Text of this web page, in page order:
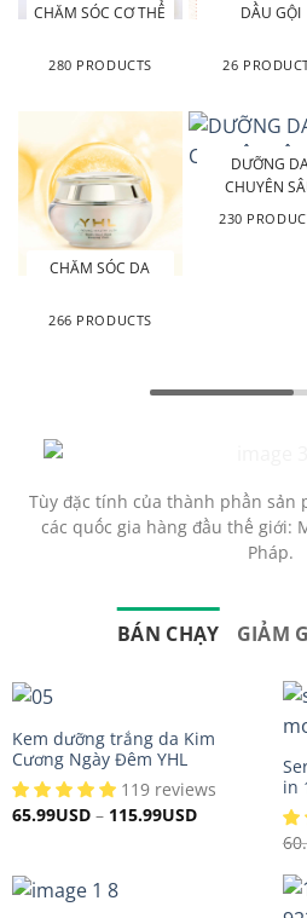
CHĂM SÓC CƠ THỂ
280 PRODUCTS
CHĂM SÓC DA
266 PRODUCTS
DẦU GỘI
26
DƯỠNG
CHUYÊN
230
Tùy đặc tính của thành phần sản
các quốc gia hàng đầu thế giới:
Pháp.
BÁN CHẠY GIẢM
Kem dưỡng trắng da Kim
Cương Ngày Đêm YHL
119 reviews
65.99USD– 115.99USD
in